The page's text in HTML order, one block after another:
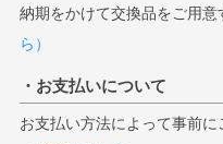
納期をかけて交換品をご用意
ら）
・お支払いについて
お支払い方法によって事前に